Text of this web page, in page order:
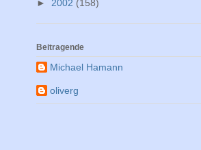
► 2002 (158)
Beitragende
Michael Hamann
oliverg